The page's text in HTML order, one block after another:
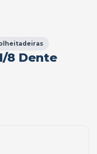
8 Dente